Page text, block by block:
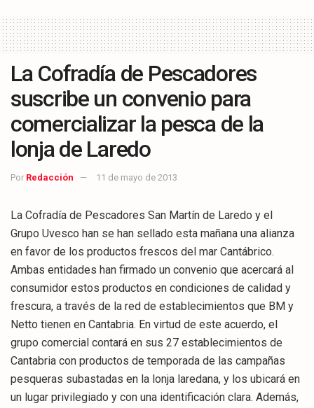
La Cofradía de Pescadores
suscribe un convenio para
comercializar la pesca de la
lonja de Laredo
Por Redacción 11 de mayo de 2013
La Cofradía de Pescadores San Martín de Laredo y el
Grupo Uvesco han se han sellado esta mañana una alianza
en favor de los productos frescos del mar Cantábrico.
Ambas entidades han firmado un convenio que acercará al
consumidor estos productos en condiciones de calidad y
frescura, a través de la red de establecimientos que BM y
Netto tienen en Cantabria. En virtud de este acuerdo, el
grupo comercial contará en sus 27 establecimientos de
Cantabria con productos de temporada de las campañas
pesqueras subastadas en la lonja laredana, y los ubicará en
un lugar privilegiado y con una identificación clara. Además,